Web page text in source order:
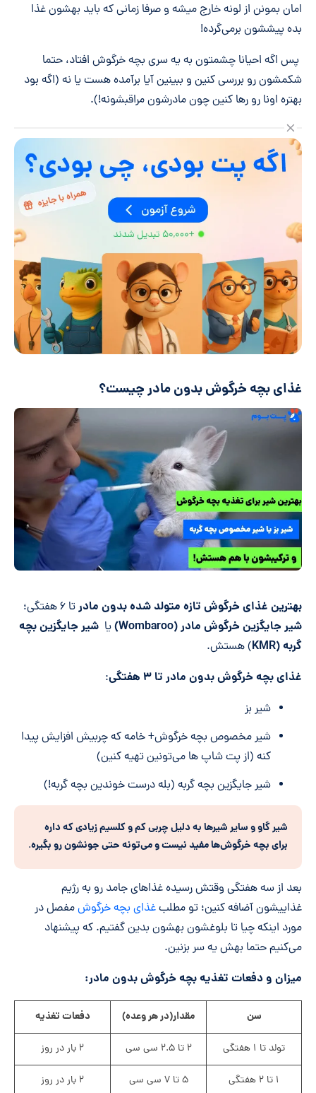
امان بمونن از لونه خارج میشه و صرفا زمانی که باید بهشون غذا
بده پیششون بر‌می‌گرده!
پس اگه احیانا چشمتون به یه سری بچه خرگوش افتاد، حتما
شکمشون رو بررسی کنین و ببینین آیا برآمده هست یا نه (اگه بود
بهتره اونا رو رها کنین چون مادرشون مراقبشونه!).
غذای بچه خرگوش بدون مادر چیست؟
بهترین غذای خرگوش تازه متولد شده بدون مادرتا ۶ هفتگی؛
شیر جایگزین خرگوش مادر (Wombaroo) یا شیر جایگزین بچه
گربه (KMR
) هستش.
غذای بچه خرگوش بدون مادر تا ۳ هفتگی
:
شیر بز
شیر مخصوص بچه خرگوش+ خامه که چربیش افزایش پیدا
کنه (از پت شاپ ها می‌تونین تهیه کنین)
شیر جایگزین بچه گربه (بله درست خوندین بچه گربه!)
شیر گاو و سایر شیرها به دلیل چربی کم و کلسیم زیادی که داره
برای بچه خرگوش‌ها مفید نیست و می‌تونه حتی جونشون رو بگیره.
بعد از سه هفتگی وقتش رسیده غذاهای جامد رو به رژیم
غذاییشون آضافه کنین؛ تو مطلبغذای بچه خرگوشمفصل در
مورد اینکه چیا تا بلوغشون بهشون بدین گفتیم. که پیشنهاد
می‌کنیم حتما بهش یه سر بزنین.
میزان و دفعات تغذیه بچه خرگوش بدون مادر:
سن مقدار(در هر وعده) دفعات تغذیه
تولد تا ۱ هفتگی ۲ تا ۲.۵ سی سی ۲ بار در روز
۱ تا ۲ هفتگی ۵ تا ۷ سی سی ۲ بار در روز